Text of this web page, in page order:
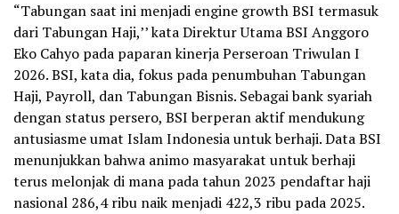
“Tabungan saat ini menjadi engine growth BSI termasuk
dari Tabungan Haji,’’ kata Direktur Utama BSI Anggoro
Eko Cahyo pada paparan kinerja Perseroan Triwulan I
2026. BSI, kata dia, fokus pada penumbuhan Tabungan
Haji, Payroll, dan Tabungan Bisnis. Sebagai bank syariah
dengan status persero, BSI berperan aktif mendukung
antusiasme umat Islam Indonesia untuk berhaji. Data BSI
menunjukkan bahwa animo masyarakat untuk berhaji
terus melonjak di mana pada tahun 2023 pendaftar haji
nasional 286,4 ribu naik menjadi 422,3 ribu pada 2025.